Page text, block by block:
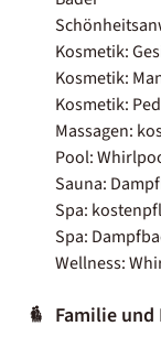
Kosmetik:
Kosmetik:
Kosmetik:
Massagen:
Pool:
Sauna:
Spa:
Spa:
Wellness:
Familie